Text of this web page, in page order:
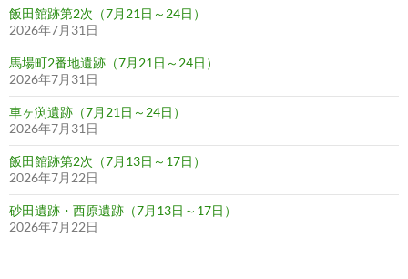
飯田館跡第2次（7月21日～24日）
2026年7月31日
馬場町2番地遺跡（7月21日～24日）
2026年7月31日
車ヶ渕遺跡（7月21日～24日）
2026年7月31日
飯田館跡第2次（7月13日～17日）
2026年7月22日
砂田遺跡・西原遺跡（7月13日～17日）
2026年7月22日